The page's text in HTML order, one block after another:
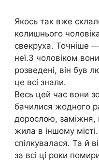
Якось так вже
колишнього
свекруха. Точніше
неї.З чоловіком
розведені, він був
це всі знали.
Весь цей час вони
бачилися жодного
дорослою, заміжня,
жила в іншому
спілкувалася. Та й
за всі ці роки